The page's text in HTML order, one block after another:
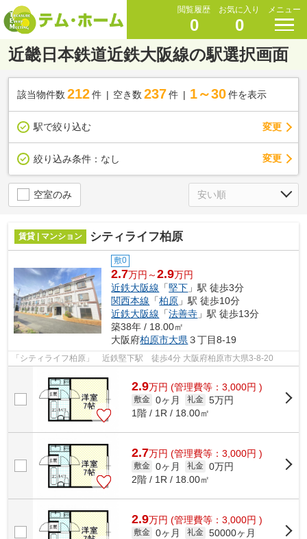
閲覧履歴
0
お気に入り
0
メニュー
近畿日本鉄道近鉄大阪線の駅選択画面
該当物件数 212件 空き数 237 件 1～30 件を表示
駅で絞り込む 変更
絞り込み条件： なし 変更
空室のみ
賃貸 | マンション シティライフ柏原
敷0
2.7万円～2.9万円
近鉄大阪線 「堅下 」駅 徒歩3分
関西本線 「柏原 」駅 徒歩10分
近鉄大阪線 「法善寺 」駅 徒歩13分
築38年 / 18.00㎡
大阪府柏原市大県３丁目8-19
「シティライフ柏原」 近鉄堅下駅 徒歩4分 大阪府柏原市大県3-8-20
2.9万円 (管理費等：3,000円 )
敷金 0ヶ月 礼金 5万円
1階 / 1R / 18.00㎡
2.7万円 (管理費等：3,000円 )
敷金 0ヶ月 礼金 0万円
2階 / 1R / 18.00㎡
2.9万円 (管理費等：3,000円 )
敷金 0ヶ月 礼金 50000ヶ月